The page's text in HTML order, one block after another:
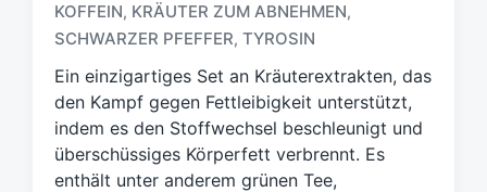
c
h
l
g
w
ö
r
KOFFEIN, KRÄUTER ZUM ABNEHMEN,
SCHWARZER PFEFFER, TYROSIN
Ein einzigartiges Set an Kräuterextrakten, das
den Kampf gegen Fettleibigkeit unterstützt,
indem es den Stoffwechsel beschleunigt und
überschüssiges Körperfett verbrennt. Es
enthält unter anderem grünen Tee,